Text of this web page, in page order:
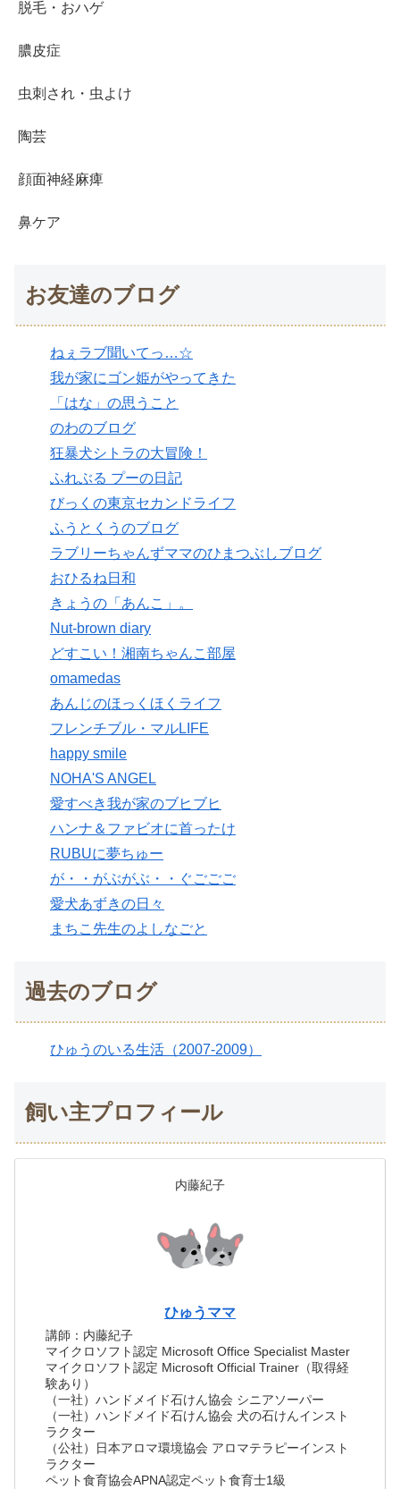
脱毛・おハゲ
膿皮症
虫刺され・虫よけ
陶芸
顔面神経麻痺
鼻ケア
お友達のブログ
ねぇラブ聞いてっ…☆
我が家にゴン姫がやってきた
「はな」の思うこと
のわのブログ
狂暴犬シトラの大冒険！
ふれぶる プーの日記
びっくの東京セカンドライフ
ふうとくうのブログ
ラブリーちゃんずママのひまつぶしブログ
おひるね日和
きょうの「あんこ」。
Nut-brown diary
どすこい！湘南ちゃんこ部屋
omamedas
あんじのほっくほくライフ
フレンチブル・マルLIFE
happy smile
NOHA'S ANGEL
愛すべき我が家のブヒブヒ
ハンナ＆ファビオに首ったけ
RUBUに夢ちゅー
が・・がぶがぶ・・ぐごごご
愛犬あずきの日々
まちこ先生のよしなごと
過去のブログ
ひゅうのいる生活（2007-2009）
飼い主プロフィール
内藤紀子
ひゅうママ
講師：内藤紀子
マイクロソフト認定 Microsoft Office Specialist Master
マイクロソフト認定 Microsoft Official Trainer（取得経
験あり）
（一社）ハンドメイド石けん協会 シニアソーパー
（一社）ハンドメイド石けん協会 犬の石けんインスト
ラクター
（公社）日本アロマ環境協会 アロマテラピーインスト
ラクター
ペット食育協会APNA認定ペット食育士1級